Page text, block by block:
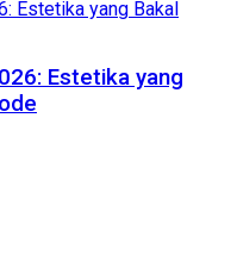
Estetika yang